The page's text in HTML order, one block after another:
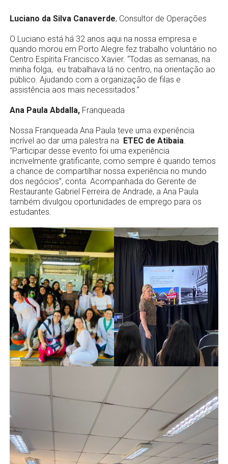
Luciano da Silva Canaverde, Consultor de Operações
O Luciano está há 32 anos aqui na nossa empresa e
quando morou em Porto Alegre fez trabalho voluntário no
Centro Espírita Francisco Xavier. “Todas as semanas, na
minha folga, eu trabalhava lá no centro, na orientação ao
público. Ajudando com a organização de filas e
assistência aos mais necessitados.”
Ana Paula Abdalla, Franqueada
Nossa Franqueada Ana Paula teve uma experiência
incrível ao dar uma palestra na ETEC de Atibaia
“Participar desse evento foi uma experiência
incrivelmente gratificante, como sempre é quando temos
a chance de compartilhar nossa experiência no mundo
dos negócios”, conta. Acompanhada do Gerente de
Restaurante Gabriel Ferreira de Andrade, a Ana Paula
também divulgou oportunidades de emprego para os
estudantes.